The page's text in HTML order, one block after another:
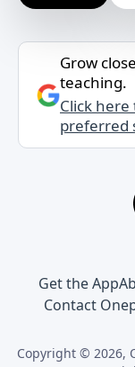
Grow
teaching.
Click
preferred
Get the App
Contact
Copyright © 2026,